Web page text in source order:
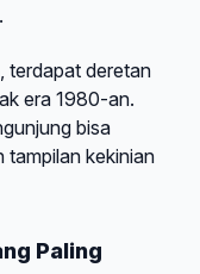
terdapat deretan
era 1980-an.
bisa
tampilan kekinian
Paling